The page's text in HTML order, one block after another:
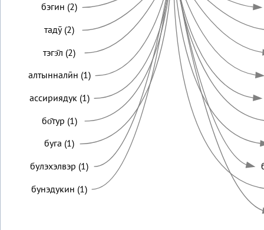
бэгин (2)
тадӯ (2)
тэгэ̄л (2)
алтынналӣн (1)
ассириядук (1)
бо̄тур (1)
буга (1)
булэхэлвэр (1)
бунэдукин (1)